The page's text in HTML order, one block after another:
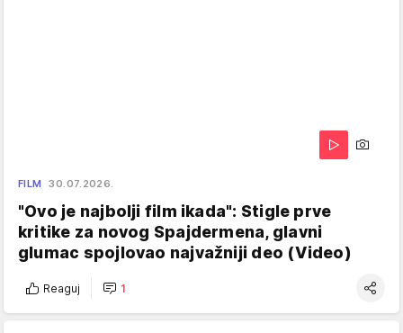
FILM 30.07.2026.
"Ovo je najbolji film ikada": Stigle prve
kritike za novog Spajdermena, glavni
glumac spojlovao najvažniji deo (Video)
Reaguj 1